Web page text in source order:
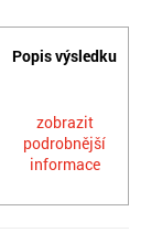
Popis výsledku
zobrazit
podrobnější
informace